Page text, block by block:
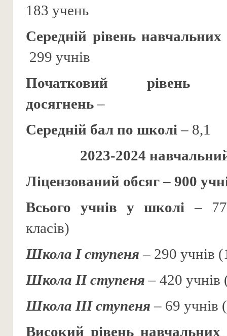
183 учень
Середній рівень навчальних
299 учнів
Початковий рівень
досягнень–
Середній бал по школі – 8,1
2023-2024
Ліцензований обсяг – 900
Всього учнів у школі –
класів)
Школа І ступеня – 290 учнів
Школа ІІ ступеня – 420 учнів
Школа ІІІ ступеня – 69 учнів
Високий рівень навчальних